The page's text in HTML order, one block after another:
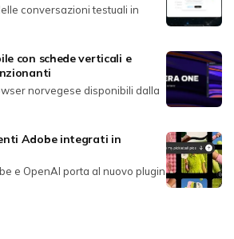
conversazioni testuali in
con schede verticali e
norvegese disponibili dalla
Adobe integrati in
e OpenAI porta al nuovo plugin